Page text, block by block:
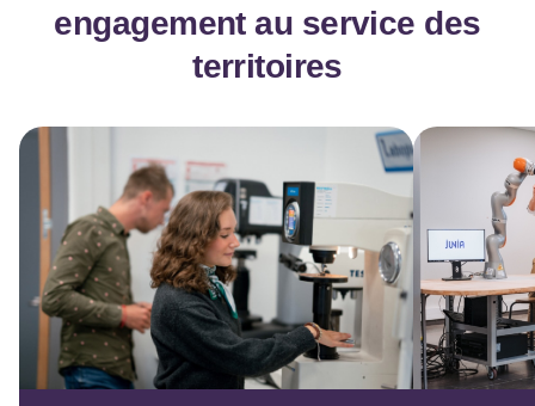
engagement au service des
territoires